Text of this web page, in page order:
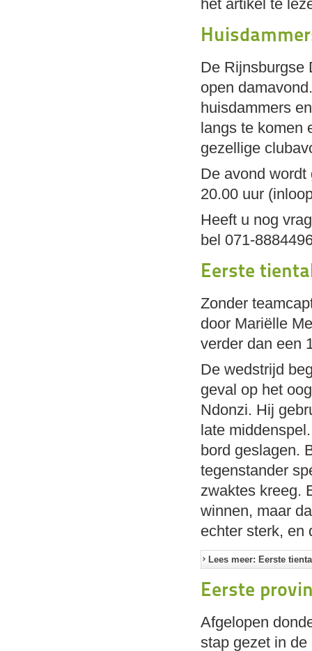
het artikel te
De Rijnsburgse
open
huisdammers
langs te komen
gezellige
De avond
20.00 uur
Heeft u nog
bel 071-
Eerste
Zonder
door Mariëlle
verder dan een
De wedstrijd
geval op het
Ndonzi. Hij
late
bord geslagen.
tegenstander
zwaktes kreeg.
winnen, maar
echter sterk, en
Lees meer: Eerste
Eerste
Afgelopen
stap gezet in